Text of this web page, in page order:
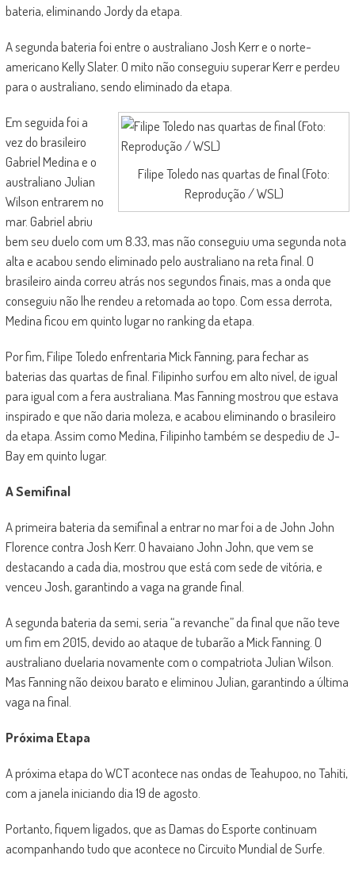
bateria, eliminando Jordy da etapa.
A segunda bateria foi entre o australiano Josh Kerr e o norte-
americano Kelly Slater. O mito não conseguiu superar Kerr e perdeu
para o australiano, sendo eliminado da etapa.
Filipe Toledo nas quartas de final (Foto:
Reprodução / WSL)
Em seguida foi a
vez do brasileiro
Gabriel Medina e o
australiano Julian
Wilson entrarem no
mar. Gabriel abriu
bem seu duelo com um 8.33, mas não conseguiu uma segunda nota
alta e acabou sendo eliminado pelo australiano na reta final. O
brasileiro ainda correu atrás nos segundos finais, mas a onda que
conseguiu não lhe rendeu a retomada ao topo. Com essa derrota,
Medina ficou em quinto lugar no ranking da etapa.
Por fim, Filipe Toledo enfrentaria Mick Fanning, para fechar as
baterias das quartas de final. Filipinho surfou em alto nível, de igual
para igual com a fera australiana. Mas Fanning mostrou que estava
inspirado e que não daria moleza, e acabou eliminando o brasileiro
da etapa. Assim como Medina, Filipinho também se despediu de J-
Bay em quinto lugar.
A Semifinal
A primeira bateria da semifinal a entrar no mar foi a de John John
Florence contra Josh Kerr. O havaiano John John, que vem se
destacando a cada dia, mostrou que está com sede de vitória, e
venceu Josh, garantindo a vaga na grande final.
A segunda bateria da semi, seria “a revanche” da final que não teve
um fim em 2015, devido ao ataque de tubarão a Mick Fanning. O
australiano duelaria novamente com o compatriota Julian Wilson.
Mas Fanning não deixou barato e eliminou Julian, garantindo a última
vaga na final.
Próxima Etapa
A próxima etapa do WCT acontece nas ondas de Teahupoo, no Tahiti,
com a janela iniciando dia 19 de agosto.
Portanto, fiquem ligados, que as Damas do Esporte continuam
acompanhando tudo que acontece no Circuito Mundial de Surfe.